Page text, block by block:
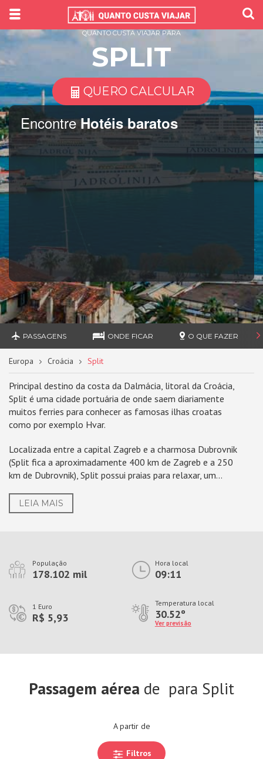
EncontreHotéis baratos
QUANTO CUSTA VIAJAR PARA
SPLIT
QUERO CALCULAR
PASSAGENS ONDE FICAR O QUE FAZER
Europa Croácia Split
Principal destino da costa da Dalmácia, litoral da Croácia,
Split é uma cidade portuária de onde saem diariamente
muitos ferries para conhecer as famosas ilhas croatas
como por exemplo Hvar.
Localizada entre a capital Zagreb e a charmosa Dubrovnik
(Split fica a aproximadamente 400 km de Zagreb e a 250
km de Dubrovnik), Split possui praias para relaxar, um...
LEIA MAIS
População
178.102 mil
Hora local
09:11
1 Euro
R$ 5,93
Temperatura local
30.52º
Ver previsão
Passagem aérea de para Split
A partir de
Filtros